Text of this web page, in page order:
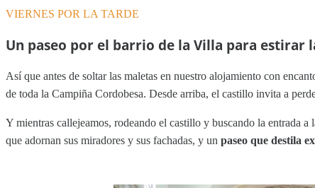
VIERNES POR LA TARDE
Un paseo por el barrio de la Villa para estirar
Así que antes de soltar las maletas en nuestro alojamiento con
de toda la Campiña Cordobesa. Desde arriba, el castillo invita a
Y mientras callejeamos, rodeando el castillo y buscando la entrada a
que adornan sus miradores y sus fachadas, y un paseo que destila